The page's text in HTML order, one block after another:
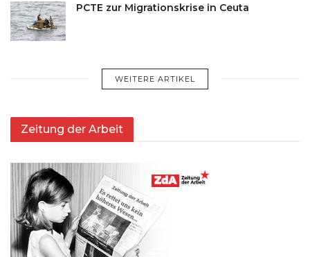
PCTE zur Migrationskrise in Ceuta
WEITERE ARTIKEL
Zeitung der Arbeit